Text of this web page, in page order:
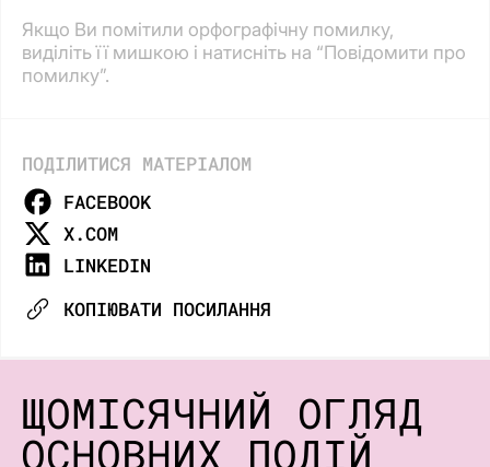
Якщо Ви помітили орфографічну помилку,
виділіть її мишкою і натисніть на “Повідомити про
помилку”.
ПОДІЛИТИСЯ МАТЕРІАЛОМ
FACEBOOK
X.COM
LINKEDIN
КОПІЮВАТИ ПОСИЛАННЯ
ЩОМІСЯЧНИЙ ОГЛЯД
ОСНОВНИХ ПОДІЙ